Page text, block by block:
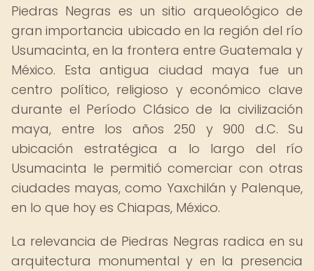
Piedras Negras es un sitio arqueológico de
gran importancia ubicado en la región del río
Usumacinta, en la frontera entre Guatemala y
México. Esta antigua ciudad maya fue un
centro político, religioso y económico clave
durante el Período Clásico de la civilización
maya, entre los años 250 y 900 d.C. Su
ubicación estratégica a lo largo del río
Usumacinta le permitió comerciar con otras
ciudades mayas, como Yaxchilán y Palenque,
en lo que hoy es Chiapas, México.
La relevancia de Piedras Negras radica en su
arquitectura monumental y en la presencia